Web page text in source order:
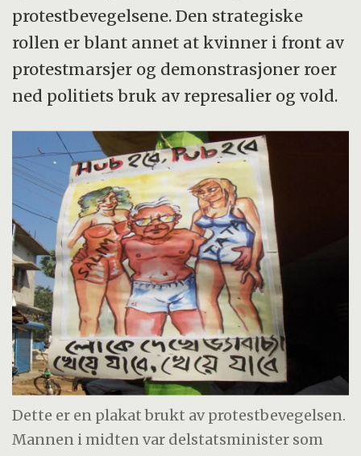
protestbevegelsene. Den strategiske
rollen er blant annet at kvinner i front av
protestmarsjer og demonstrasjoner roer
ned politiets bruk av represalier og vold.
Dette er en plakat brukt av protestbevegelsen.
Mannen i midten var delstatsminister som